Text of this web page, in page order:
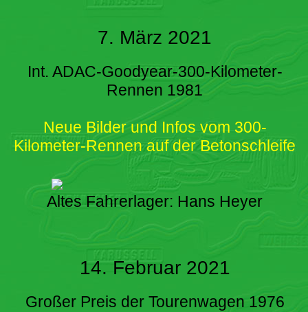
7. März 2021
Int. ADAC-Goodyear-300-Kilometer-
Rennen 1981
Neue Bilder und Infos vom 300-
Kilometer-Rennen auf der Betonschleife
Altes Fahrerlager: Hans Heyer
14. Februar 2021
Großer Preis der Tourenwagen 1976